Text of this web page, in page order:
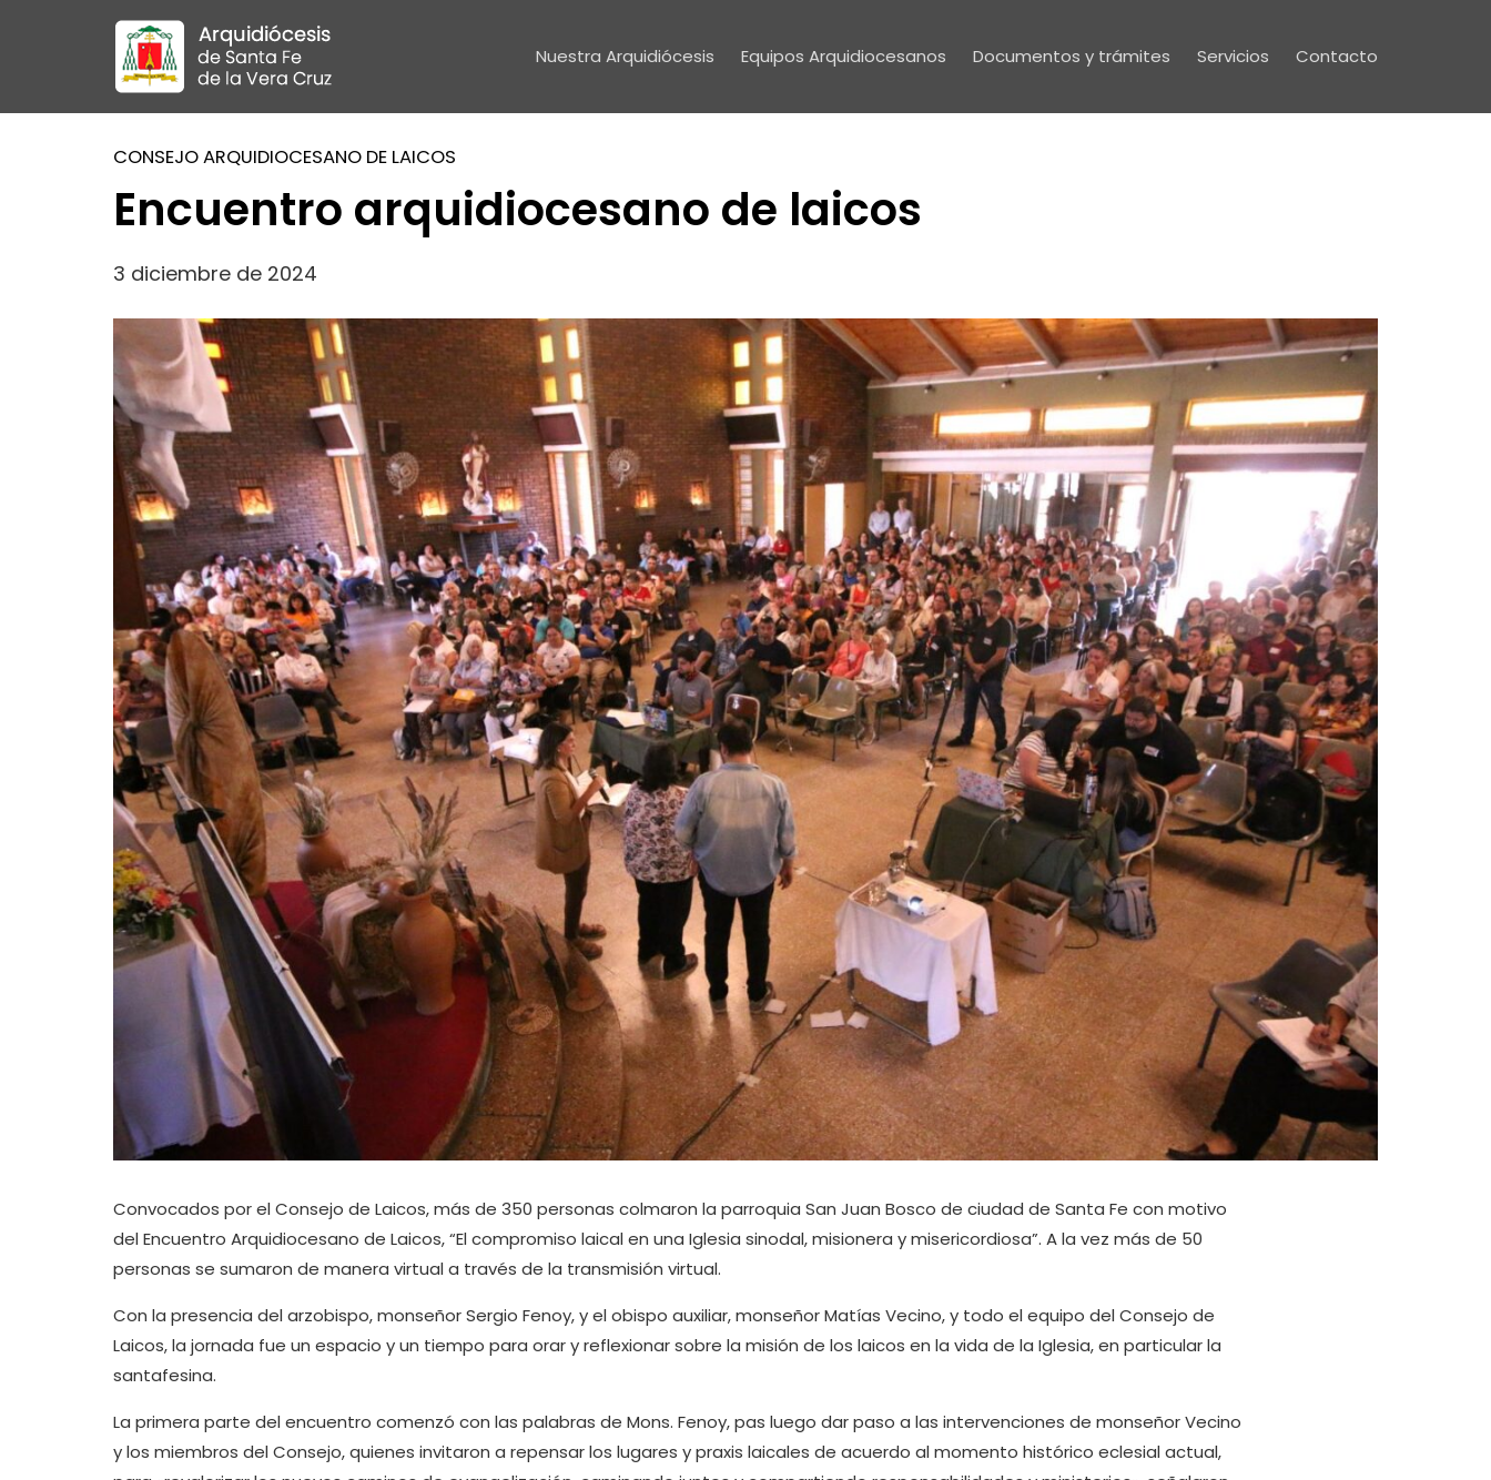
Nuestra Arquidiócesis Equipos Arquidiocesanos Documentos y trámites Servicios Contacto
CONSEJO ARQUIDIOCESANO DE LAICOS
Encuentro arquidiocesano de laicos
3 diciembre de 2024
Convocados por el Consejo de Laicos, más de 350 personas colmaron la parroquia San Juan Bosco de ciudad de Santa Fe con motivo
del Encuentro Arquidiocesano de Laicos, “El compromiso laical en una Iglesia sinodal, misionera y misericordiosa”. A la vez más de 50
personas se sumaron de manera virtual a través de la transmisión virtual.
Con la presencia del arzobispo, monseñor Sergio Fenoy, y el obispo auxiliar, monseñor Matías Vecino, y todo el equipo del Consejo de
Laicos, la jornada fue un espacio y un tiempo para orar y reflexionar sobre la misión de los laicos en la vida de la Iglesia, en particular la
santafesina.
La primera parte del encuentro comenzó con las palabras de Mons. Fenoy, pas luego dar paso a las intervenciones de monseñor Vecino
y los miembros del Consejo, quienes invitaron a repensar los lugares y praxis laicales de acuerdo al momento histórico eclesial actual,